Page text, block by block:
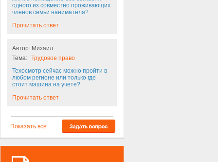
одного из совместно проживающих
членов семьи нанимателя?
Прочитать ответ
Автор: Михаил
Тема: Трудовое право
Техосмотр сейчас можно пройти в
любом регионе или только где
стоит машина на учете?
Прочитать ответ
Показать все